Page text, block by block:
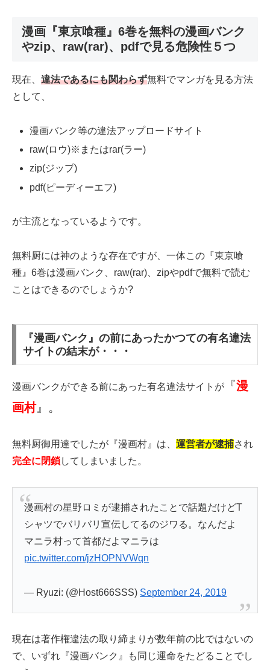
漫画『東京喰種』6巻を無料の漫画バンク
やzip、raw(rar)、pdfで見る危険性５つ
現在、 違法であるにも関わらず無料でマンガを見る方法
として、
漫画バンク等の違法アップロードサイト
raw(ロウ)※またはrar(ラー)
zip(ジップ)
pdf(ピーディーエフ)
が主流となっているようです。
無料厨には神のような存在ですが、一体この『東京喰
種』6巻は漫画バンク、raw(rar)、zipやpdfで無料で読む
ことはできるのでしょうか?
『漫画バンク』の前にあったかつての有名違法
サイトの結末が・・・
漫画バンクができる前にあった有名違法サイトが 『漫
画村』。
無料厨御用達でしたが『漫画村』は、 運営者が逮捕され
完全に閉鎖してしまいました。
漫画村の星野ロミが逮捕されたことで話題だけどT
シャツでバリバリ宣伝してるのジワる。なんだよ
マニラ村って首都だよマニラは
pic.twitter.com/jzHOPNVWqn
— Ryuzi: (@Host666SSS) September 24, 2019
現在は著作権違法の取り締まりが数年前の比ではないの
で、いずれ『漫画バンク』も同じ運命をたどることでし